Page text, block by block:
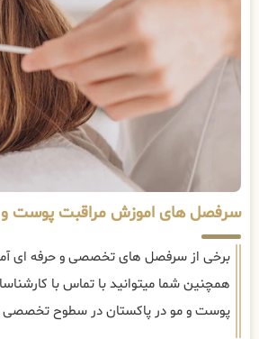
سرفصل های اموزش مراقبت پوست و
برخی از سرفصل های تخصصی و حرفه ای
همچنین شما میتوانید با تماس با
پوست و مو در پاکستان در سطوح تخصصی ،